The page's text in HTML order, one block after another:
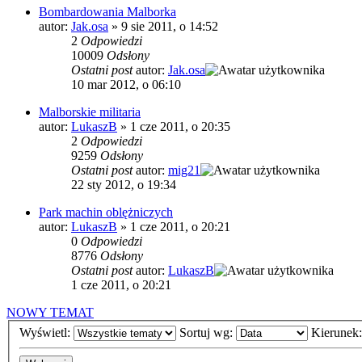
Bombardowania Malborka
autor: Jak.osa » 9 sie 2011, o 14:52
2 Odpowiedzi
10009 Odsłony
Ostatni postautor: Jak.osa
10 mar 2012, o 06:10
Malborskie militaria
autor: LukaszB » 1 cze 2011, o 20:35
2 Odpowiedzi
9259 Odsłony
Ostatni postautor: mig21
22 sty 2012, o 19:34
Park machin oblężniczych
autor: LukaszB » 1 cze 2011, o 20:21
0 Odpowiedzi
8776 Odsłony
Ostatni postautor: LukaszB
1 cze 2011, o 20:21
NOWY TEMAT
Wyświetl:
Sortuj wg: